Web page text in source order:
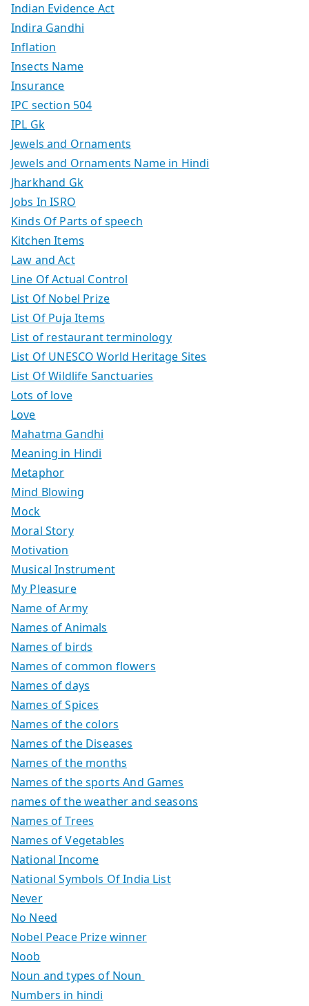
Indian Evidence Act
Indira Gandhi
Inflation
Insects Name
Insurance
IPC section 504
IPL Gk
Jewels and Ornaments
Jewels and Ornaments Name in Hindi
Jharkhand Gk
Jobs In ISRO
Kinds Of Parts of speech
Kitchen Items
Law and Act
Line Of Actual Control
List Of Nobel Prize
List Of Puja Items
List of restaurant terminology
List Of UNESCO World Heritage Sites
List Of Wildlife Sanctuaries
Lots of love
Love
Mahatma Gandhi
Meaning in Hindi
Metaphor
Mind Blowing
Mock
Moral Story
Motivation
Musical Instrument
My Pleasure
Name of Army
Names of Animals
Names of birds
Names of common flowers
Names of days
Names of Spices
Names of the colors
Names of the Diseases
Names of the months
Names of the sports And Games
names of the weather and seasons
Names of Trees
Names of Vegetables
National Income
National Symbols Of India List
Never
No Need
Nobel Peace Prize winner
Noob
Noun and types of Noun
Numbers in hindi